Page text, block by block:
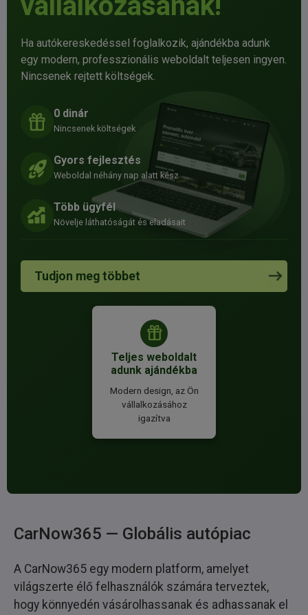
Ha autókereskedéssel foglalkozik, ajándékba adunk
egy modern, professzionális weboldalt teljesen ingyen.
Nincsenek rejtett költségek.
0 dinár
Nincsenek költségek
Gyors fejlesztés
Weboldal néhány nap alatt kész
Több ügyfél
Növelje láthatóságát és eladásait
Tudjon meg többet
Teljes weboldalt
adunk ajándékba
Modern design, az Ön
vállalkozásához
igazítva
CarNow365 — Globális autópiac
A CarNow365 egy modern platform, amelyet
világszerte élő felhasználók számára terveztek,
hogy könnyedén vásárolhassanak és adhassanak el